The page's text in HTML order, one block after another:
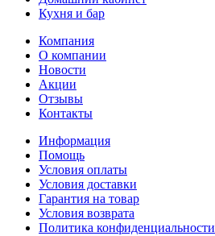
Кухня и бар
Компания
О компании
Новости
Акции
Отзывы
Контакты
Информация
Помощь
Условия оплаты
Условия доставки
Гарантия на товар
Условия возврата
Политика конфиденциальности